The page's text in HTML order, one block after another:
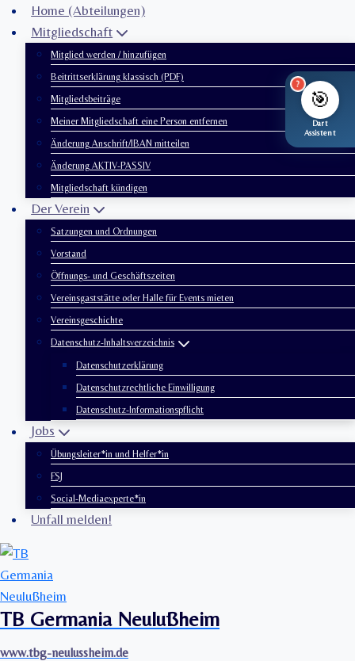
Zum
Inhalt
springen
Home (Abteilungen)
Mitgliedschaft
Mitglied werden / hinzufügen
Beitrittserklärung klassisch (PDF)
Mitgliedsbeiträge
Meiner Mitgliedschaft eine Person entfernen
Änderung Anschrift/IBAN mitteilen
Änderung AKTIV-PASSIV
Mitgliedschaft kündigen
Der Verein
Satzungen und Ordnungen
Vorstand
Öffnungs- und Geschäftszeiten
Vereinsgaststätte oder Halle für Events mieten
Vereinsgeschichte
Datenschutz-Inhaltsverzeichnis
Datenschutzerklärung
Datenschutzrechtliche Einwilligung
Datenschutz-Informationspflicht
Jobs
Übungsleiter*in und Helfer*in
FSJ
Social-Mediaexperte*in
Unfall melden!
TB Germania Neulußheim
www.tbg-neulussheim.de
?
🎯
Dart
Assistent